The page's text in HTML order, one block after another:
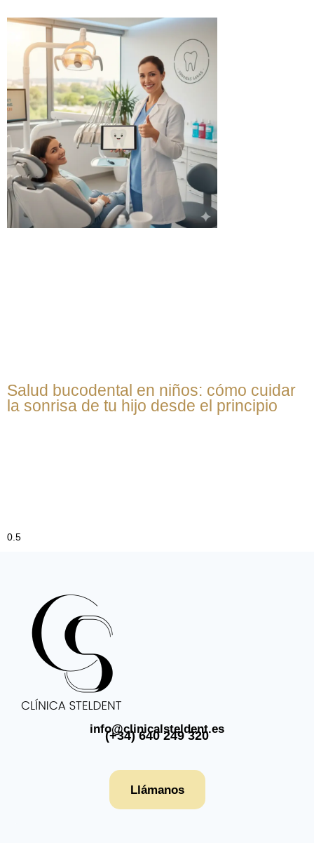
Salud bucodental en niños: cómo cuidar
la sonrisa de tu hijo desde el principio
info@clinicalsteldent.es
(+34) 640 249 320
Llámanos